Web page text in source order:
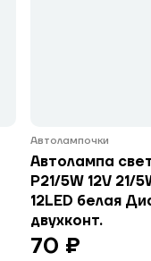
Автолампочки
Автолампа
P21/5W 12V 21/
12LED белая
двухконт.
70 ₽